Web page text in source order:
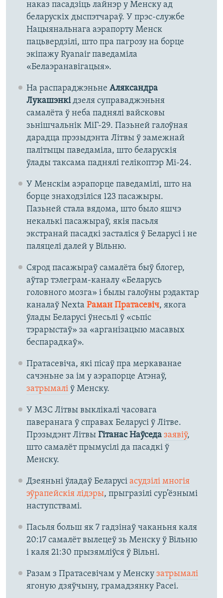
наказ пасадзіць лайнэр у Менску ад
беларускіх дыспэтчараў. У прэс-службе
Нацыянальнага аэрапорту Менск
пацьвердзілі, што пра пагрозу на борце
экіпажу Ryanair паведаміла
«Белаэранавігацыя».
На распараджэньне Аляксандра
Лукашэнкідзеля суправаджэньня
самалёта ў неба паднялі вайсковы
зьнішчальнік МіГ-29. Пазьней галоўная
дарадца прэзыдэнта Літвы ў замежнай
палітыцы паведаміла, што беларускія
ўлады таксама паднялі гелікоптэр Мі-24.
У Менскім аэрапорце паведамілі, што на
борце знаходзіліся 123 пасажыры.
Пазьней стала вядома, што было яшчэ
некалькі пасажыраў, якія пасьля
экстранай пасадкі засталіся ў Беларусі і не
паляцелі далей у Вільню.
Сярод пасажыраў самалёта быў блогер,
аўтар тэлеграм-каналу «Беларусь
головного мозга» і былы галоўны рэдактар
каналаў Nexta Раман Пратасевіч, якога
ўлады Беларусі ўнесьлі ў «сьпіс
тэрарыстаў» за «арганізацыю масавых
беспарадкаў».
Пратасевіча, які пісаў пра меркаванае
сачэньне за ім у аэрапорце Атэнаў,
затрымалі ў Менску.
У МЗС Літвы выклікалі часовага
паверанага ў справах Беларусі ў Літве.
Прэзыдэнт Літвы Гітанас Наўседа заявіў,
што самалёт прымусілі да пасадкі ў
Менску.
Дзеяньні ўладаў Беларусі асудзілі многія
эўрапейскія лідэры, прыгразілі сур’ёзнымі
наступствамі.
Пасьля больш як 7 гадзінаў чаканьня каля
20:17 самалёт вылецеў зь Менску ў Вільню
і каля 21:30 прызямліўся ў Вільні.
Разам з Пратасевічам у Менску затрымалі
ягоную дзяўчыну, грамадзянку Расеі.